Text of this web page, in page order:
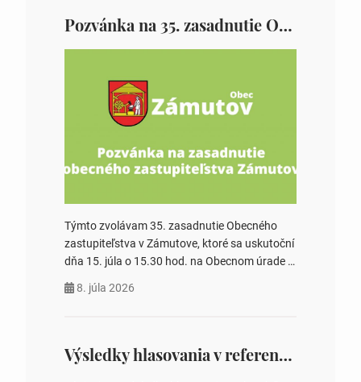
Pozvánka na 35. zasadnutie OZ v Zámutove
Týmto zvolávam 35. zasadnutie Obecného
zastupiteľstva v Zámutove, ktoré sa uskutoční
dňa 15. júla o 15.30 hod. na Obecnom úrade v
rokovania 2. Schválenie návrhovej komisie a
zastupiteľstiev, počtu poslancov obecných
zastupiteľstiev v nich 4. Schválenie odpredaja
8. júla 2026
Výsledky hlasovania v referende 2026